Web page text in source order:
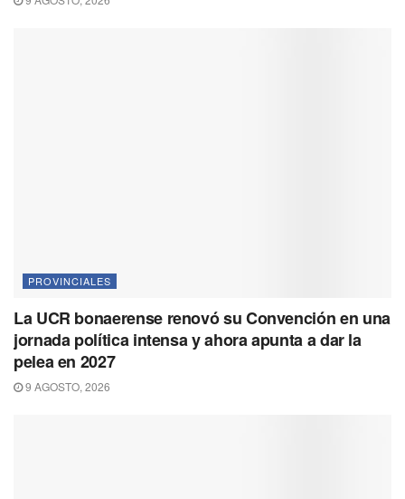
PROVINCIALES
La UCR bonaerense renovó su Convención en una
jornada política intensa y ahora apunta a dar la
pelea en 2027
9 AGOSTO, 2026